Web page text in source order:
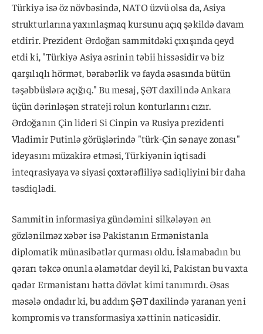
Türkiyə isə öz növbəsində, NATO üzvü olsa da, Asiya
strukturlarına yaxınlaşmaq kursunu açıq şəkildə davam
etdirir. Prezident Ərdoğan sammitdəki çıxışında qeyd
etdi ki, "Türkiyə Asiya əsrinin təbii hissəsidir və biz
qarşılıqlı hörmət, bərabərlik və fayda əsasında bütün
təşəbbüslərə açığıq." Bu mesaj, ŞƏT daxilində Ankara
üçün dərinləşən strateji rolun konturlarını cızır.
Ərdoğanın Çin lideri Si Cinpin və Rusiya prezidenti
Vladimir Putinlə görüşlərində "türk-Çin sənaye zonası"
ideyasını müzakirə etməsi, Türkiyənin iqtisadi
inteqrasiyaya və siyasi çoxtərəfliliyə sadiqliyini bir daha
təsdiqlədi.
Sammitin informasiya gündəmini silkələyən ən
gözlənilməz xəbər isə Pakistanın Ermənistanla
diplomatik münasibətlər qurması oldu. İslamabadın bu
qərarı təkcə onunla əlamətdar deyil ki, Pakistan bu vaxta
qədər Ermənistanı hətta dövlət kimi tanımırdı. Əsas
məsələ ondadır ki, bu addım ŞƏT daxilində yaranan yeni
kompromis və transformasiya xəttinin nəticəsidir.